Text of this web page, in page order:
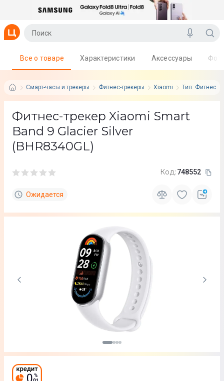
Смарт-часы и трекеры Фитнес-трекеры Xiaomi Тип: Фитнес-
Все о товаре Характеристики Аксессуары
Фитнес-трекер Xiaomi Smart
Band 9 Glacier Silver
(BHR8340GL)
Код: 748552
Ожидается